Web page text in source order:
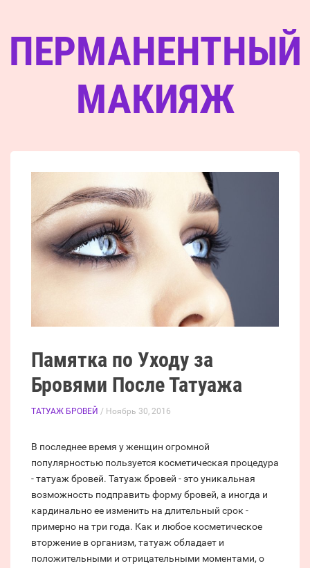
ПЕРМАНЕНТНЫЙ
МАКИЯЖ
Памятка по Уходу за
Бровями После Татуажа
ТАТУАЖ БРОВЕЙ / Ноябрь 30, 2016
В последнее время у женщин огромной
популярностью пользуется косметическая процедура
- татуаж бровей. Татуаж бровей - это уникальная
возможность подправить форму бровей, а иногда и
кардинально ее изменить на длительный срок -
примерно на три года. Как и любое косметическое
вторжение в организм, татуаж обладает и
положительными и отрицательными моментами, о